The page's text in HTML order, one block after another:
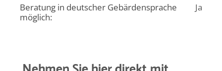
Beratung in deutscher Gebärdensprache
möglich:
Ja